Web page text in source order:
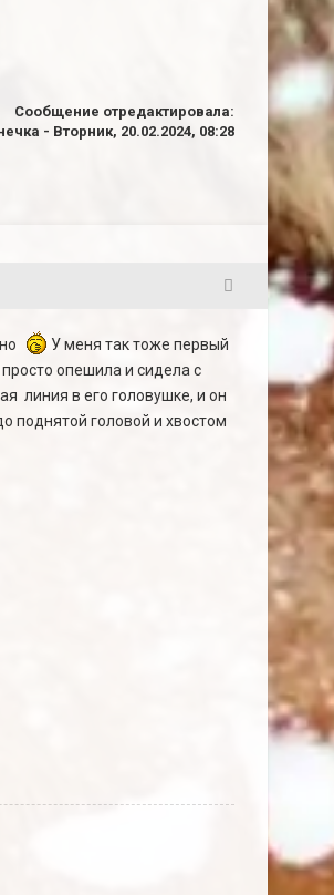
Сообщение отредактировала:
- Вторник, 20.02.2024, 08:28
У меня так тоже первый
просто опешила и сидела с
линия в его головушке, и он
поднятой головой и хвостом